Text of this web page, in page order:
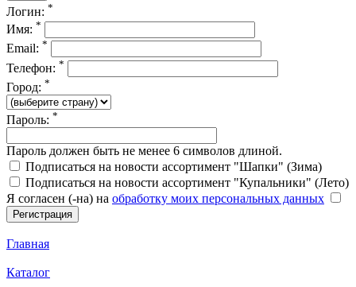
Логин: *
Имя: *
Email: *
Телефон: *
Город: *
Пароль: *
Пароль должен быть не менее 6 символов длиной.
Подписаться на новости ассортимент "Шапки" (Зима)
Подписаться на новости ассортимент "Купальники" (Лето)
Я согласен (-на) на обработку моих персональных данных
Главная
Каталог